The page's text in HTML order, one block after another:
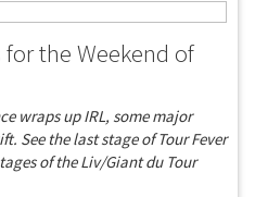
the Weekend of
wraps up IRL, some major
See the last stage of Tour Fever
of the Liv/Giant du Tour